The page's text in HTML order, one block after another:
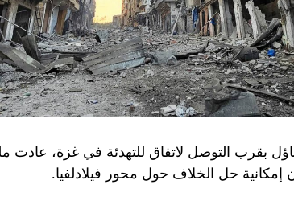
بقرب التوصل لاتفاق للتهدئة في غزة، عادت
إمكانية حل الخلاف حول محور فيلادلفيا.